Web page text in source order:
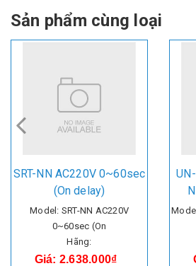
Sản phẩm cùng loại
SRT-NN AC220V 0~60sec
(On delay)
Model: SRT-NN AC220V
0~60sec (On
Hãng:
Giá: 2.638.000₫